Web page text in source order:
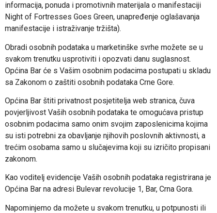
informacija, ponuda i promotivnih materijala o manifestaciji
Night of Fortresses Goes Green, unapređenje oglašavanja
manifestacije i istraživanje tržišta).
Obradi osobnih podataka u marketinške svrhe možete se u
svakom trenutku usprotiviti i opozvati danu suglasnost.
Općina Bar će s Vašim osobnim podacima postupati u skladu
sa Zakonom o zaštiti osobnih podataka Crne Gore.
Općina Bar štiti privatnost posjetitelja web stranica, čuva
povjerljivost Vaših osobnih podataka te omogućava pristup
osobnim podacima samo onim svojim zaposlenicima kojima
su isti potrebni za obavljanje njihovih poslovnih aktivnosti, a
trećim osobama samo u slučajevima koji su izričito propisani
zakonom.
Kao voditelj evidencije Vaših osobnih podataka registrirana je
Općina Bar na adresi Bulevar revolucije 1, Bar, Crna Gora.
Napominjemo da možete u svakom trenutku, u potpunosti ili